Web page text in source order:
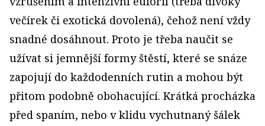
večírek či exotická dovolená), čehož není vždy
snadné dosáhnout. Proto je třeba naučit se
užívat si jemnější formy štěstí, které se snáze
zapojují do každodenních rutin a mohou být
přitom podobně obohacující. Krátká procházka
před spaním, nebo v klidu vychutnaný šálek